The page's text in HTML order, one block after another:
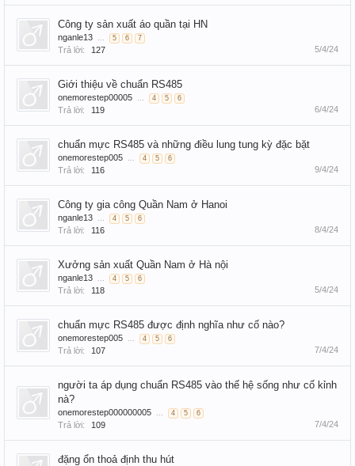
Công ty sản xuất áo quần tại HN
nganle13 ... 5 6 7
Trả lời: 127 5/4/24
Giới thiệu về chuẩn RS485
onemorestep00005 ... 4 5 6
Trả lời: 119 6/4/24
chuẩn mực RS485 và những điều lung tung kỳ đặc bặt
onemorestep005 ... 4 5 6
Trả lời: 116 9/4/24
Công ty gia công Quần Nam ở Hanoi
nganle13 ... 4 5 6
Trả lời: 116 8/4/24
Xưởng sản xuất Quần Nam ở Hà nội
nganle13 ... 4 5 6
Trả lời: 118 5/4/24
chuẩn mực RS485 được định nghĩa như cố nào?
onemorestep005 ... 4 5 6
Trả lời: 107 7/4/24
người ta áp dụng chuẩn RS485 vào thế hệ sống như cố kỉnh
nà?
onemorestep000000005 ... 4 5 6
Trả lời: 109 7/4/24
đặng ổn thoả định thu hút